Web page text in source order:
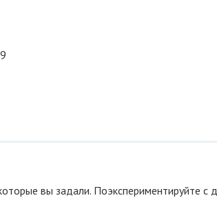
вы задали. Поэкспериментируйте с